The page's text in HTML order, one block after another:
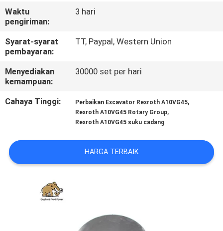
HUBUNGI
KAMI
BERITA
KASUS
PRIVACY
POLICY
Waktu
pengiriman:
3 hari
Syarat-syarat
pembayaran:
TT, Paypal, Western Union
Menyediakan
kemampuan:
30000 set per hari
Cahaya Tinggi: Perbaikan Excavator Rexroth A10VG45,
Rexroth A10VG45 Rotary Group,
Rexroth A10VG45 suku cadang
HARGA TERBAIK